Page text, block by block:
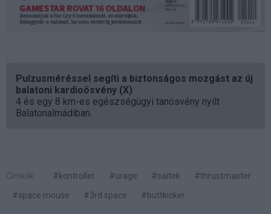
Pulzusméréssel segíti a biztonságos mozgást az új
balatoni kardioösvény (X)
4 és egy 8 km-es egészségügyi tanösvény nyílt
Balatonalmádiban.
Címkék: #kontroller #urage #saitek
#thrustmaster
#space mouse
#3rd space #buttkicker